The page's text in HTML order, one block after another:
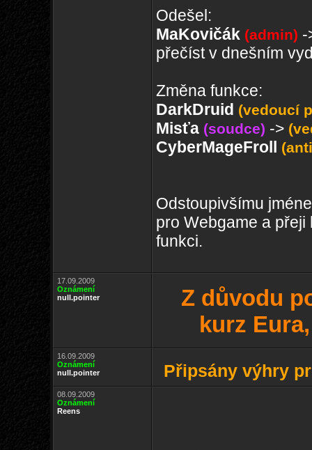
Odešel:
MaKovičák (admin) -
přečíst v dnešním
Změna funkce:
DarkDruid (vedoucí
Misťa (soudce) ->
CyberMageFroll
Odstoupivšímu
pro Webgame a
funkci.
17.09.2009
Oznámení
null.pointer
Z důvodu
kurz
16.09.2009
Oznámení
null.pointer
Připsány výhry
08.09.2009
Oznámení
Reens